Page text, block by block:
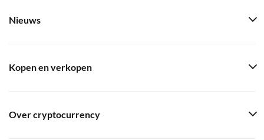
Nieuws
Kopen en verkopen
Over cryptocurrency